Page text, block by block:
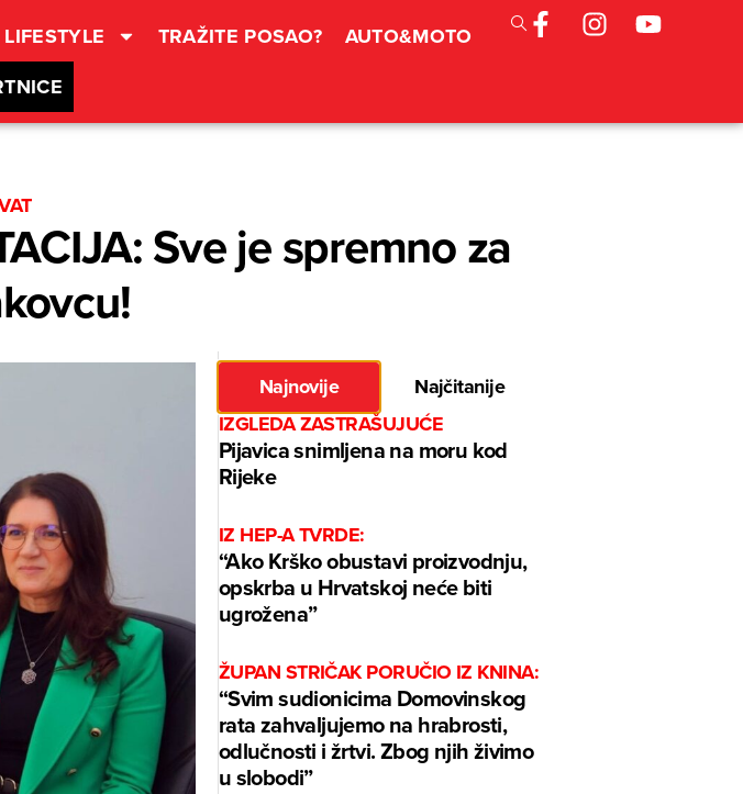
LIFESTYLE TRAŽITE POSAO?
AUTO&MOTO
Sve je spremno za
Najnovije
Najčitanije
IZGLEDA ZASTRAŠUJUĆE
Pijavica snimljena na moru kod
Rijeke
IZ HEP-A TVRDE:
“Ako Krško obustavi proizvodnju,
opskrba u Hrvatskoj neće biti
ugrožena”
ŽUPAN STRIČAK PORUČIO IZ KNINA:
“Svim sudionicima Domovinskog
rata zahvaljujemo na hrabrosti,
odlučnosti i žrtvi. Zbog njih živimo
u slobodi”